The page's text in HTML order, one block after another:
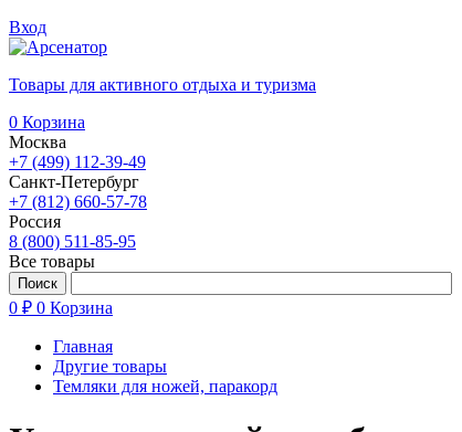
Вход
Товары для активного отдыха и туризма
0 Корзина
Москва
+7 (499) 112-39-49
Санкт-Петербург
+7 (812) 660-57-78
Россия
8 (800) 511-85-95
Все товары
0 ₽ 0 Корзина
Главная
Другие товары
Темляки для ножей, паракорд